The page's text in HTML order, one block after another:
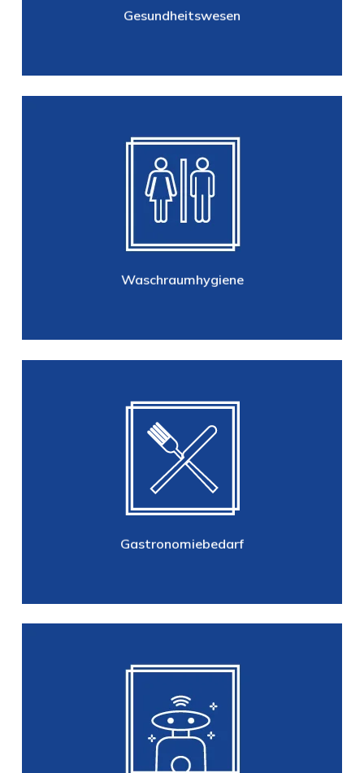
Gesundheitswesen
Sonstiges
Waschraumhygiene
Waschraumhygiene
Handtuchpapier, Toilettenpapier,
Seifen-und Spendersysteme, Haut-
Hygienebeutel und Spender,
Toilettensitzauflagen …
Gastronomiebedarf
Gastronomiebedarf
Mehrweg-und Einweggeschirr
(Becher, Tassen, Bestecke usw.),
Verpackungsbecher, Tabletop …
Robotics
Sauger, Sauger Zubehör, Bürstsauger,